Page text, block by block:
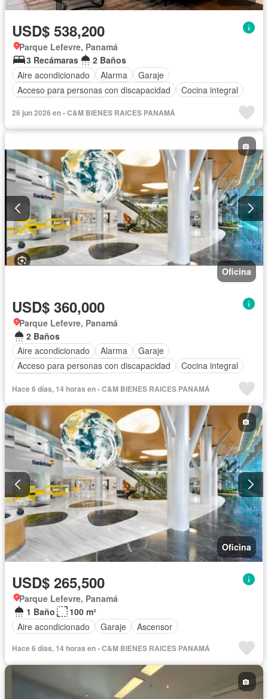
USD$ 538,200
Parque Lefevre, Panamá
3 Recámaras
2 Baños
Aire acondicionado
Alarma
Garaje
Acceso para personas con discapacidad
Cocina integral
26 jun 2026 en - C&M BIENES RAICES PANAMÁ
Oficina
USD$ 360,000
Parque Lefevre, Panamá
2 Baños
Aire acondicionado
Alarma
Garaje
Acceso para personas con discapacidad
Cocina integral
Hace 6 días, 14 horas en - C&M BIENES RAICES PANAMÁ
Oficina
USD$ 265,500
Parque Lefevre, Panamá
1 Baño
100 m²
Aire acondicionado
Garaje Ascensor
Hace 6 días, 14 horas en - C&M BIENES RAICES PANAMÁ